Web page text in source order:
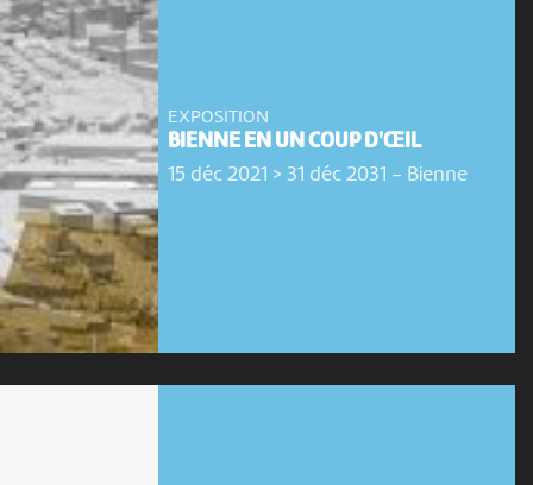
EXPOSITION
BIENNE EN UN COUP D'ŒIL
15 déc 2021 > 31 déc 2031 - Bienne